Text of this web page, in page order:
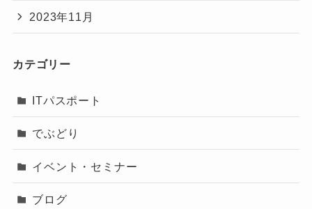
2023年11月
カテゴリー
ITパスポート
でぶどり
イベント・セミナー
ブログ